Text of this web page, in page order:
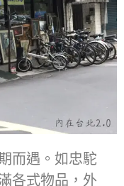
而遇。如忠駝
各式物品，外